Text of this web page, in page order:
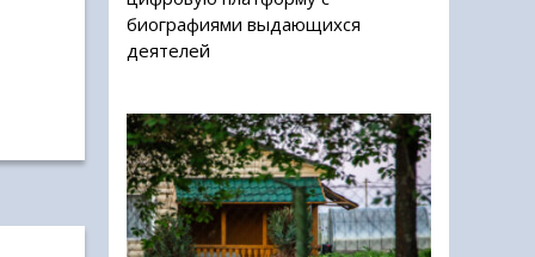
биографиями выдающихся
деятелей